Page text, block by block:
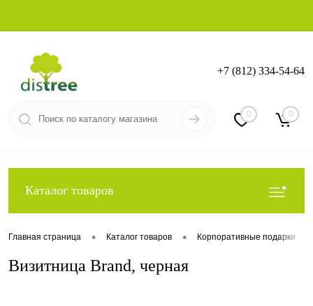
Вход Регистрация
+7 (812) 334-54-64
0 0
Каталог товаров
Главная страница • Каталог товаров • Корпоративные подарки
Визитница Brand, черная